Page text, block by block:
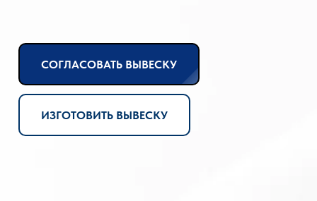
СОГЛАСОВАТЬ ВЫВЕСКУ
ИЗГОТОВИТЬ ВЫВЕСКУ